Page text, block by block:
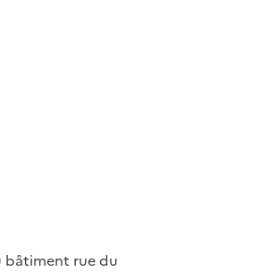
bâtiment rue du